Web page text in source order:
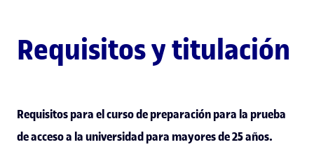
Requisitos y titulación
Requisitos para elcurso de preparación para la prueba
de acceso a la universidad para mayores de 25 años.